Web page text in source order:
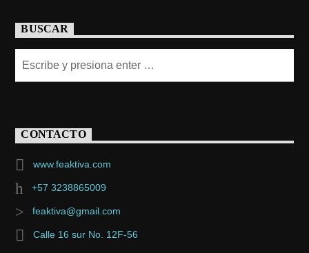
BUSCAR
CONTACTO
www.feaktiva.com
+57 3238865009
feaktiva@gmail.com
Calle 16 sur No. 12F-56